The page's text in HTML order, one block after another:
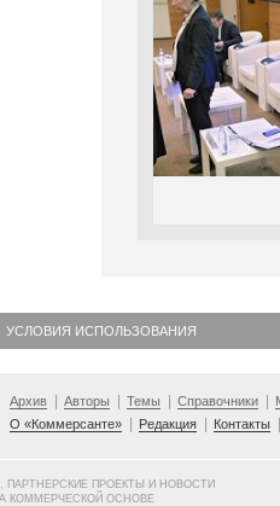
УСЛОВИЯ ИСПОЛЬЗОВАНИЯ
Архив Авторы Темы Справочники
О «Коммерсанте»
Редакция Контакты
ПАРТНЕРСКИЕ ПРОЕКТЫ И НОВОСТИ
КОММЕРЧЕСКОЙ ОСНОВЕ